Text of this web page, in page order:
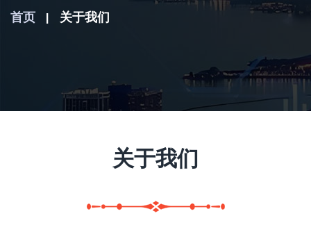
首页 关于我们
关于我们